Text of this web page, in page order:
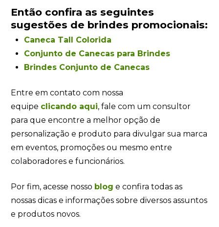
Então confira as seguintes
sugestões de brindes promocionais:
Caneca Tall Colorida
Conjunto de Canecas para Brindes
Brindes Conjunto de Canecas
Entre em contato com nossa
equipe clicando aqui, fale com um consultor
para que encontre a melhor opção de
personalização e produto para divulgar sua marca
em eventos, promoções ou mesmo entre
colaboradores e funcionários.
Por fim, acesse nosso blog e confira todas as
nossas dicas e informações sobre diversos assuntos
e produtos novos.